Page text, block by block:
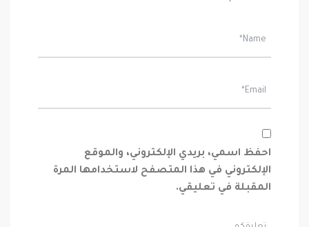
احفظ اسمي، بريدي الإلكتروني، والموقع
الإلكتروني في هذا المتصفح لاستخدامها المرة
المقبلة في تعليقي.